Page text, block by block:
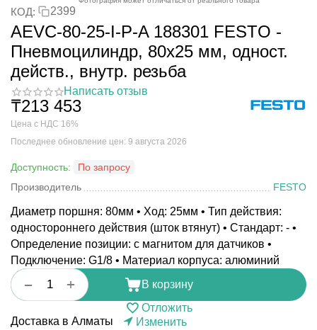
КОД: 2399
AEVC-80-25-I-P-A 188301 FESTO -
Пневмоцилиндр, 80x25 мм, одност.
действ., внутр. резьба
Написать отзыв
₸213 453
Цена с НДС 16%
Последнее обновление цен: 9 августа 2026
Доступность:
По запросу
Производитель
FESTO
Диаметр поршня: 80мм • Ход: 25мм • Тип действия:
одностороннего действия (шток втянут) • Стандарт: - •
Определение позиции: с магнитом для датчиков •
Подключение: G1/8 • Материал корпуса: алюминий
+
−
В корзину
Отложить
Доставка в Алматы
Изменить